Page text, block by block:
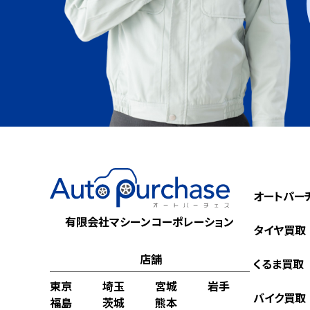
有限会社マシーンコーポレーション
店舗
東京
埼玉 宮城
岩手
福島
茨城 熊本
オートパ
タイヤ買取
くるま買取
バイク買取